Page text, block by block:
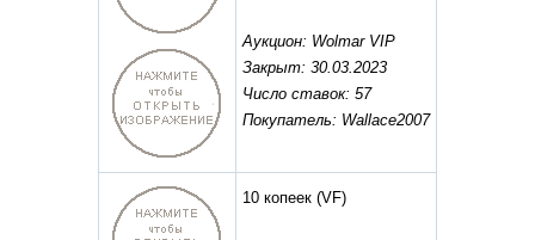
Аукцион: Wolmar VIP
Закрыт: 30.03.2023
Число ставок: 57
Покупатель: Wallace2007
10 копеек (VF)